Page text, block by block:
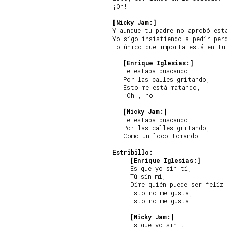
¡Oh!
[Nicky Jam:]
Y aunque tu padre no aprobó
Yo sigo insistiendo a pedir
Lo único que importa está en
[Enrique Iglesias:]
   Te estaba buscando,
   Por las calles gritando,
   Esto me está matando,
   ¡Oh!, no.
[Nicky Jam:]
   Te estaba buscando,
   Por las calles gritando,
   Como un loco tomando…
Estribillo:
[Enrique Iglesias:]
     Es que yo sin ti,
     Tú sin mí,
     Dime quién puede ser feliz.
     Esto no me gusta,
     Esto no me gusta.
[Nicky Jam:]
     Es que yo sin ti,